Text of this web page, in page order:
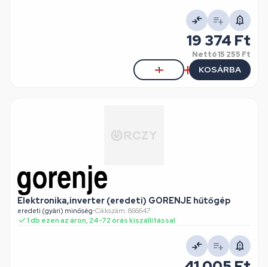
19 374 Ft
Nettó15 255 Ft
KOSÁRBA
Elektronika,inverter (eredeti) GORENJE hűtőgép
eredeti (gyári) minőség•Cikkszám: 866647
1 db ezen az áron, 24-72 órás kiszállítással